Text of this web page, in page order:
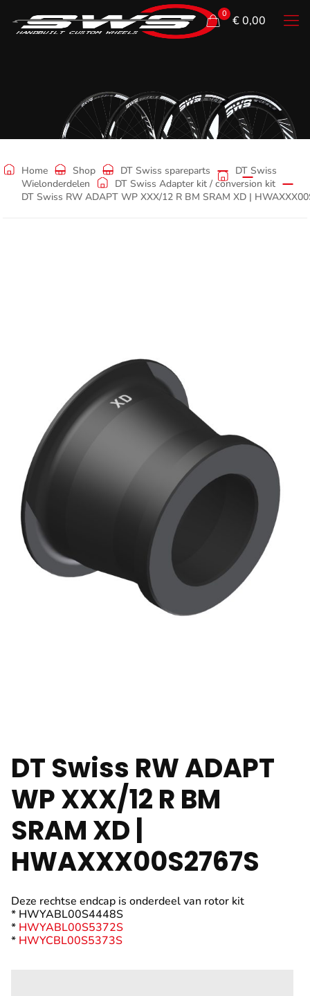
0 € 0,00
Shop
Home Shop DT Swiss spareparts
DT Swiss
Wielonderdelen
DT Swiss Adapter kit / conversion kit
DT Swiss RW ADAPT WP XXX/12 R BM SRAM XD |
DT Swiss RW ADAPT
WP XXX/12 R BM
SRAM XD |
HWAXXX00S2767S
Deze rechtse endcap is onderdeel van rotor kit
* HWYABL00S4448S
* HWYABL00S5372S
* HWYCBL00S5373S